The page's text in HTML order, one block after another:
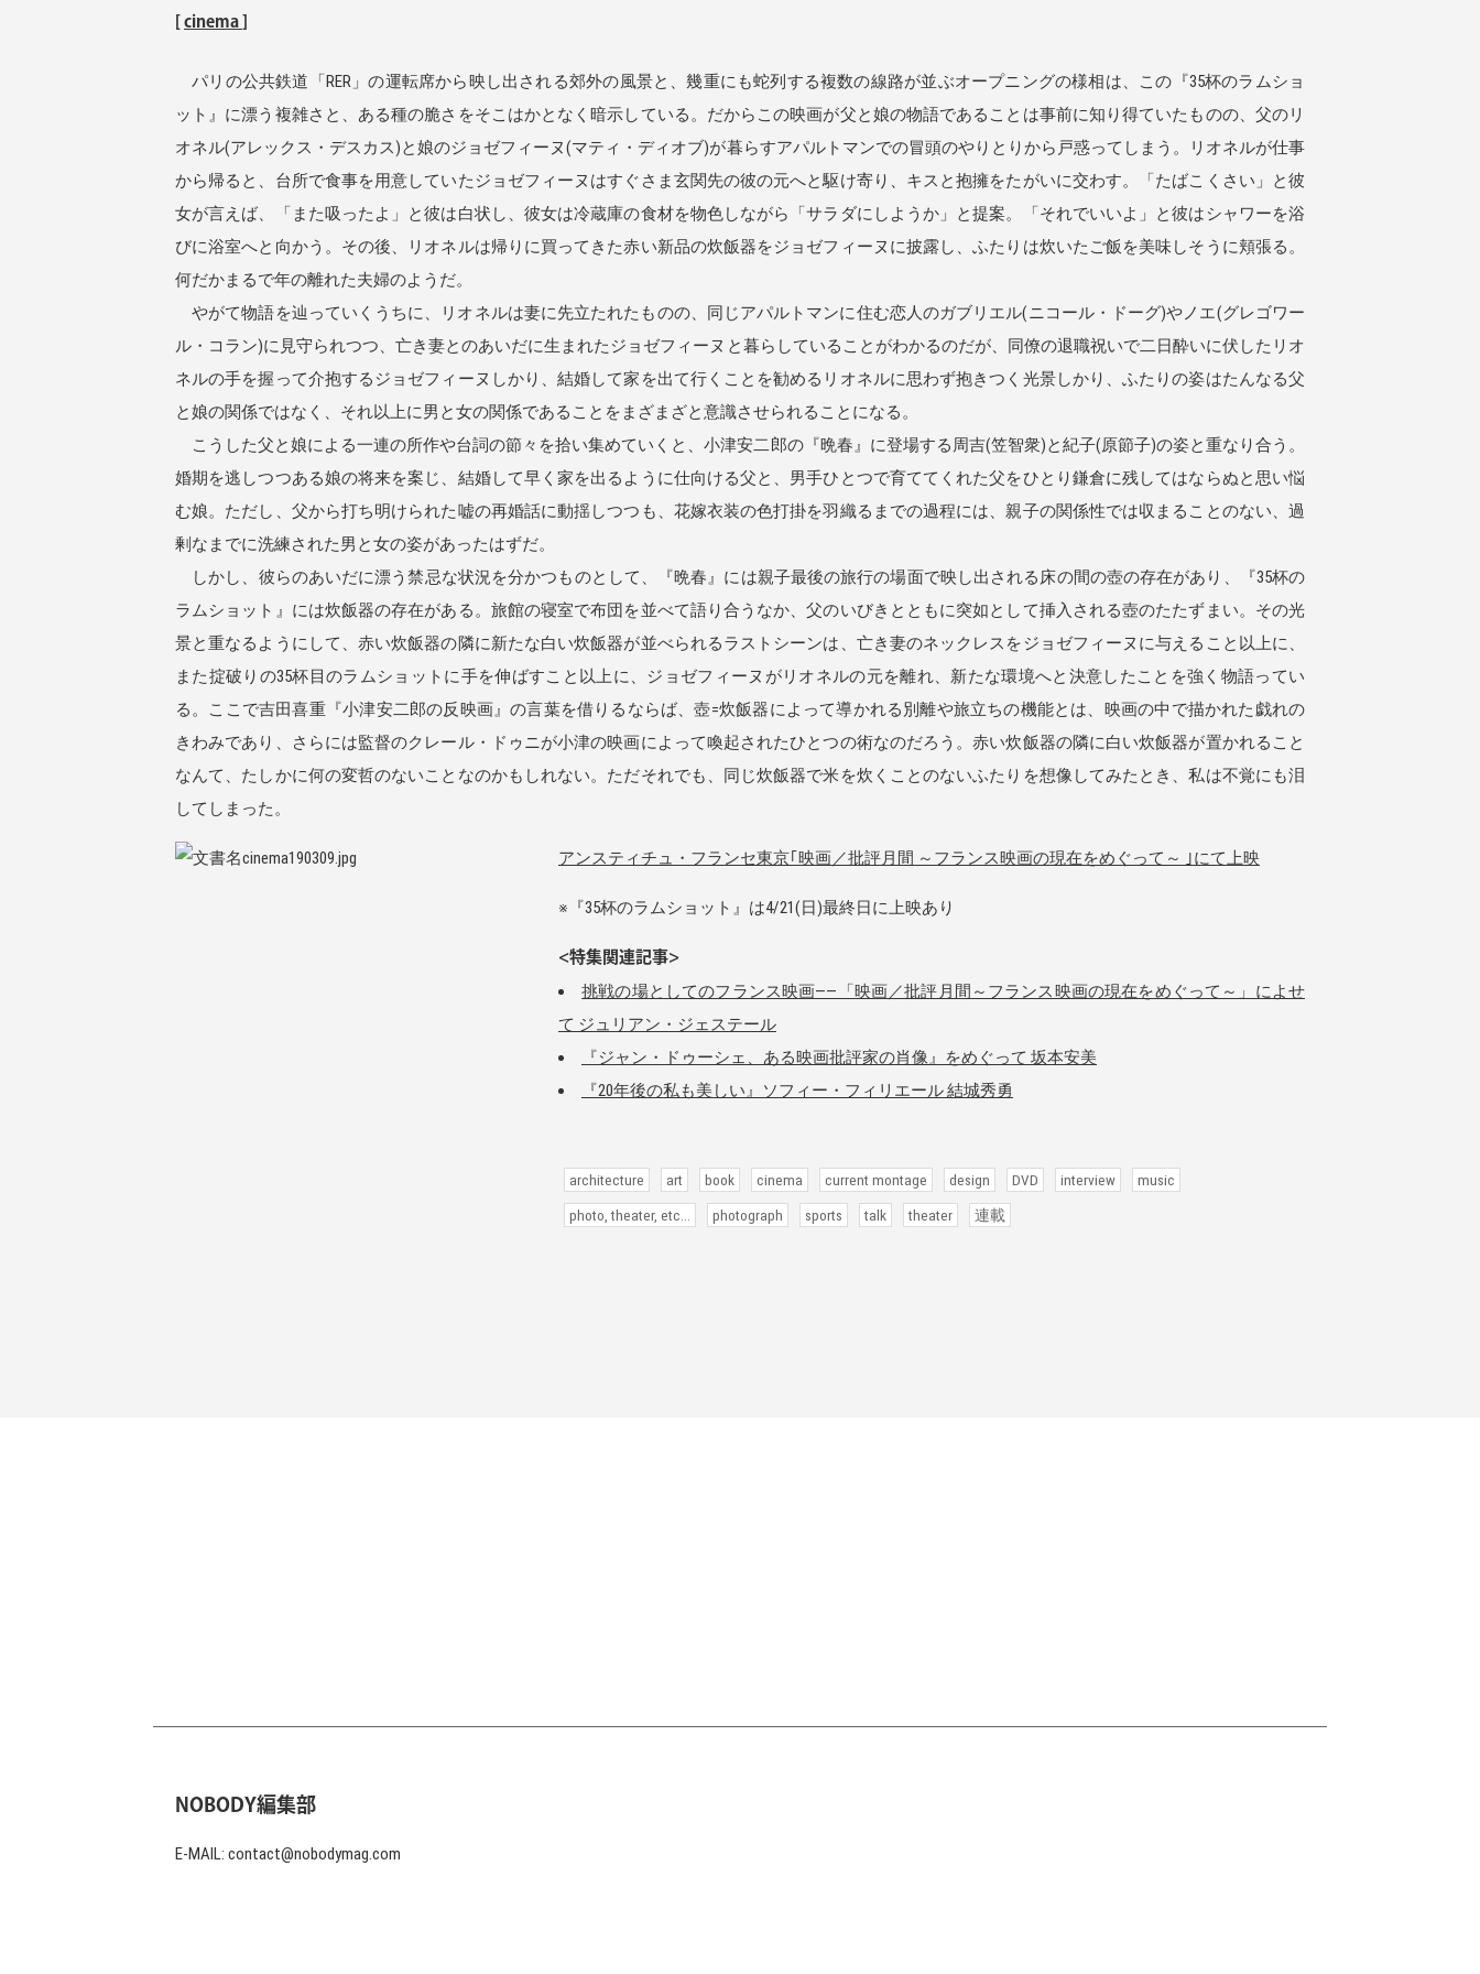
[cinema]
パリの公共鉄道「RER」の運転席から映し出される郊外の風景と、幾重にも蛇列する複数の線路が並ぶオープニングの様相は、この『35杯のラムショ
ット』に漂う複雑さと、ある種の脆さをそこはかとなく暗示している。だからこの映画が父と娘の物語であることは事前に知り得ていたものの、父のリ
オネル(アレックス・デスカス)と娘のジョゼフィーヌ(マティ・ディオブ)が暮らすアパルトマンでの冒頭のやりとりから戸惑ってしまう。リオネルが仕事
から帰ると、台所で食事を用意していたジョゼフィーヌはすぐさま玄関先の彼の元へと駆け寄り、キスと抱擁をたがいに交わす。「たばこくさい」と彼
女が言えば、「また吸ったよ」と彼は白状し、彼女は冷蔵庫の食材を物色しながら「サラダにしようか」と提案。「それでいいよ」と彼はシャワーを浴
びに浴室へと向かう。その後、リオネルは帰りに買ってきた赤い新品の炊飯器をジョゼフィーヌに披露し、ふたりは炊いたご飯を美味しそうに頬張る。
何だかまるで年の離れた夫婦のようだ。
やがて物語を辿っていくうちに、リオネルは妻に先立たれたものの、同じアパルトマンに住む恋人のガブリエル(ニコール・ドーグ)やノエ(グレゴワー
ル・コラン)に見守られつつ、亡き妻とのあいだに生まれたジョゼフィーヌと暮らしていることがわかるのだが、同僚の退職祝いで二日酔いに伏したリオ
ネルの手を握って介抱するジョゼフィーヌしかり、結婚して家を出て行くことを勧めるリオネルに思わず抱きつく光景しかり、ふたりの姿はたんなる父
と娘の関係ではなく、それ以上に男と女の関係であることをまざまざと意識させられることになる。
こうした父と娘による一連の所作や台詞の節々を拾い集めていくと、小津安二郎の『晩春』に登場する周吉(笠智衆)と紀子(原節子)の姿と重なり合う。
婚期を逃しつつある娘の将来を案じ、結婚して早く家を出るように仕向ける父と、男手ひとつで育ててくれた父をひとり鎌倉に残してはならぬと思い悩
む娘。ただし、父から打ち明けられた嘘の再婚話に動揺しつつも、花嫁衣装の色打掛を羽織るまでの過程には、親子の関係性では収まることのない、過
剰なまでに洗練された男と女の姿があったはずだ。
しかし、彼らのあいだに漂う禁忌な状況を分かつものとして、『晩春』には親子最後の旅行の場面で映し出される床の間の壺の存在があり、『35杯の
ラムショット』には炊飯器の存在がある。旅館の寝室で布団を並べて語り合うなか、父のいびきとともに突如として挿入される壺のたたずまい。その光
景と重なるようにして、赤い炊飯器の隣に新たな白い炊飯器が並べられるラストシーンは、亡き妻のネックレスをジョゼフィーヌに与えること以上に、
また掟破りの35杯目のラムショットに手を伸ばすこと以上に、ジョゼフィーヌがリオネルの元を離れ、新たな環境へと決意したことを強く物語ってい
る。ここで吉田喜重『小津安二郎の反映画』の言葉を借りるならば、壺=炊飯器によって導かれる別離や旅立ちの機能とは、映画の中で描かれた戯れの
きわみであり、さらには監督のクレール・ドゥニが小津の映画によって喚起されたひとつの術なのだろう。赤い炊飯器の隣に白い炊飯器が置かれること
なんて、たしかに何の変哲のないことなのかもしれない。ただそれでも、同じ炊飯器で米を炊くことのないふたりを想像してみたとき、私は不覚にも泪
してしまった。
アンスティチュ・フランセ東京｢映画／批評月間 ～フランス映画の現在をめぐって～ ｣にて上映
※『35杯のラムショット』は4/21(日)最終日に上映あり
<特集関連記事>
挑戦の場としてのフランス映画――「映画／批評月間～フランス映画の現在をめぐって～」によせ
て ジュリアン・ジェステール
『ジャン・ドゥーシェ、ある映画批評家の肖像』をめぐって 坂本安美
『20年後の私も美しい』ソフィー・フィリエール 結城秀勇
architecture art book cinema current montage design DVD interview
music
photo, theater, etc...
photograph sports talk theater 連載
NOBODY編集部
E-MAIL: contact@nobodymag.com